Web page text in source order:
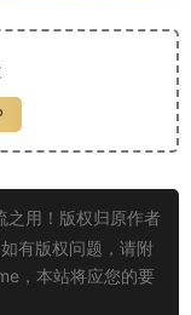
之用！版权归原作者
有版权问题，请附
，本站将应您的要